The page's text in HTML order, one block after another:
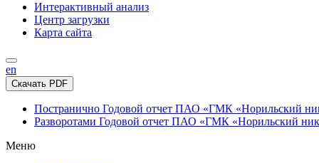
Интерактивный анализ
Центр загрузки
Карта сайта
en
Скачать PDF
Постранично Годовой отчет ПАО «ГМК «Норильский
Разворотами Годовой отчет ПАО «ГМК «Норильский
Меню